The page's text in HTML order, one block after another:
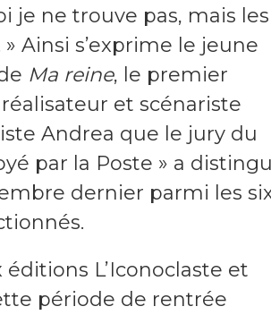
je ne trouve pas, mais les
Ainsi s’exprime le jeune
Ma reine, le premier
et scénariste
Andrea que le jury du
par la Poste » a
dernier parmi les
éditions L’Iconoclaste et
période de rentrée